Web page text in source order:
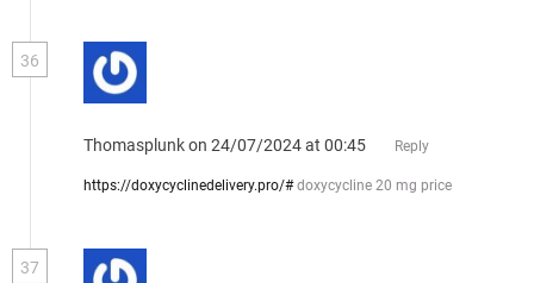
36
Thomasplunkon 24/07/2024 at 00:45 Reply
https://doxycyclinedelivery.pro/#doxycycline 20 mg price
37